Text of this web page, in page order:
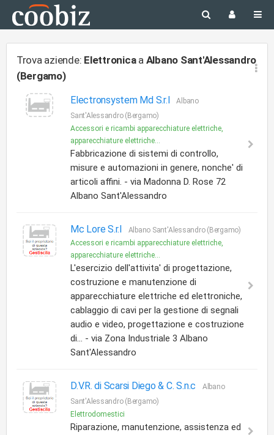
Trova aziende: Elettronica a Albano Sant'Alessandro
(Bergamo)
Electronsystem Md S.r.l
Albano
Sant'Alessandro (Bergamo)
Accessori e ricambi apparecchiature elettriche,
apparecchiature elettriche...
Fabbricazione di sistemi di controllo,
misure e automazioni in genere, nonche' di
articoli affini. - via Madonna D. Rose 72
Albano Sant'Alessandro
Mc Lore S.r.l
Albano Sant'Alessandro (Bergamo)
Accessori e ricambi apparecchiature elettriche,
apparecchiature elettriche...
L'esercizio dell'attivita' di progettazione,
costruzione e manutenzione di
apparecchiature elettriche ed elettroniche,
cablaggio di cavi per la gestione di segnali
audio e video, progettazione e costruzione
di... - via Zona Industriale 3 Albano
Sant'Alessandro
D.V.R. di Scarsi Diego & C. S.n.c
Albano
Sant'Alessandro (Bergamo)
Elettrodomestici
Riparazione, manutenzione, assistenza ed